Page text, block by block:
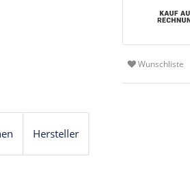
Wunschliste
Hersteller